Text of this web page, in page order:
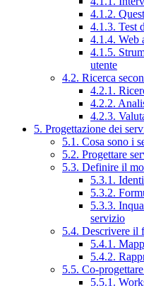
4.1.2.
4.1.3. Test
4.1.4. Web
4.1.5.
utente
4.2. Ricerca
4.2.1.
4.2.2.
4.2.3.
5. Progettazione dei
5.1. Cosa sono i
5.2. Progettare
5.3. Definire il
5.3.1.
5.3.2.
5.3.3.
servizio
5.4. Descrivere il
5.4.1.
5.4.2.
5.5. Co-
5.5.1.